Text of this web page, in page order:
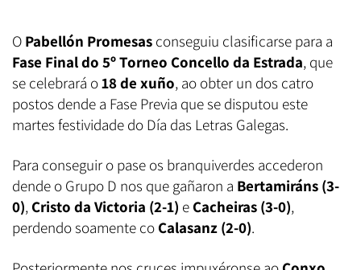
O Pabellón Promesas conseguiu clasificarse para a
Fase Final do 5º Torneo Concello da Estrada, que
se celebrará o18 de xuño, ao obter un dos catro
postos dende a Fase Previa que se disputou este
martes festividade do Día das Letras Galegas.
Para conseguir o pase os branquiverdes accederon
dende o Grupo D nos que gañaron a Bertamiráns (3-
0), Cristo da Victoria (2-1) e Cacheiras (3-0),
perdendo soamente co Calasanz (2-0).